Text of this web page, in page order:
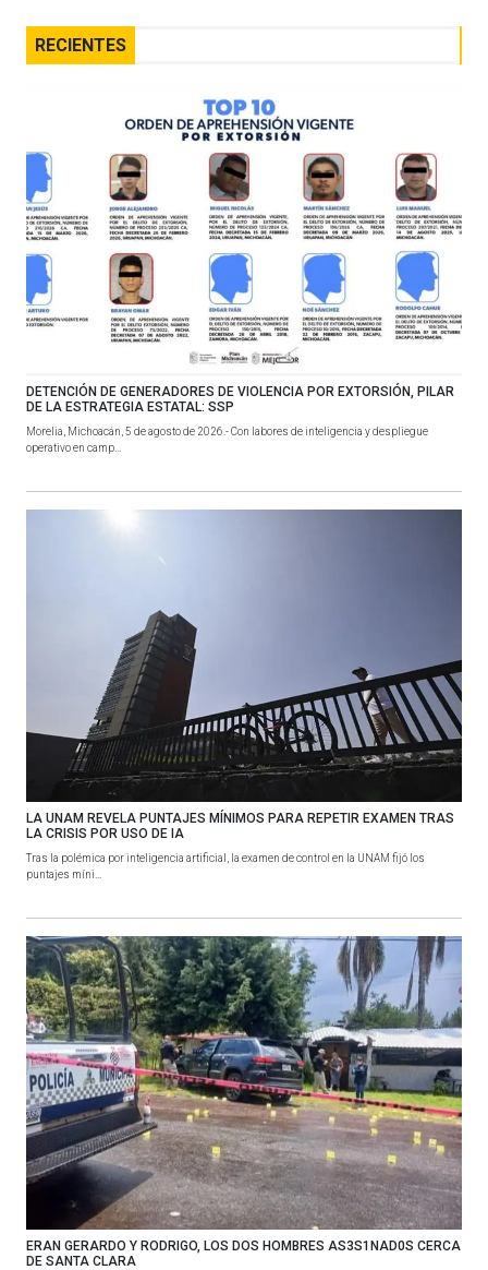
RECIENTES
DETENCIÓN DE GENERADORES DE VIOLENCIA POR EXTORSIÓN, PILAR
DE LA ESTRATEGIA ESTATAL: SSP
Morelia, Michoacán, 5 de agosto de 2026.- Con labores de inteligencia y despliegue
operativo en camp...
LA UNAM REVELA PUNTAJES MÍNIMOS PARA REPETIR EXAMEN TRAS
LA CRISIS POR USO DE IA
Tras la polémica por inteligencia artificial, la examen de control en la UNAM fijó los
puntajes míni...
ERAN GERARDO Y RODRIGO, LOS DOS HOMBRES AS3S1NAD0S CERCA
DE SANTA CLARA